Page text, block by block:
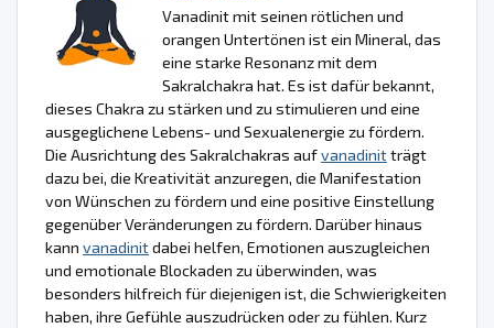
Vanadinit mit seinen rötlichen und
orangen Untertönen ist ein Mineral, das
eine starke Resonanz mit dem
Sakralchakra hat. Es ist dafür bekannt,
dieses Chakra zu stärken und zu stimulieren und eine
ausgeglichene Lebens- und Sexualenergie zu fördern.
Die Ausrichtung des Sakralchakras aufvanadinitträgt
dazu bei, die Kreativität anzuregen, die Manifestation
von Wünschen zu fördern und eine positive Einstellung
gegenüber Veränderungen zu fördern. Darüber hinaus
kann vanadinitdabei helfen, Emotionen auszugleichen
und emotionale Blockaden zu überwinden, was
besonders hilfreich für diejenigen ist, die Schwierigkeiten
haben, ihre Gefühle auszudrücken oder zu fühlen. Kurz